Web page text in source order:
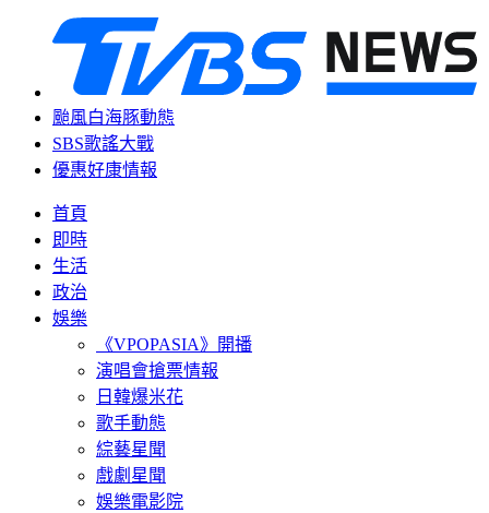
颱風白海豚動態
SBS歌謠大戰
優惠好康情報
首頁
即時
生活
政治
娛樂
《VPOPASIA》開播
演唱會搶票情報
日韓爆米花
歌手動態
綜藝星聞
戲劇星聞
娛樂電影院